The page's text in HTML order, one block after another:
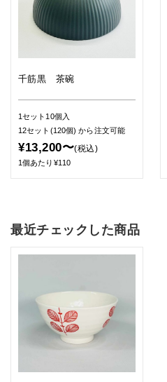
千筋黒 茶碗
1セット10個入
12セット(120個)から注文可能
¥13,200〜(税込)
1個あたり¥110
最近チェックした商品